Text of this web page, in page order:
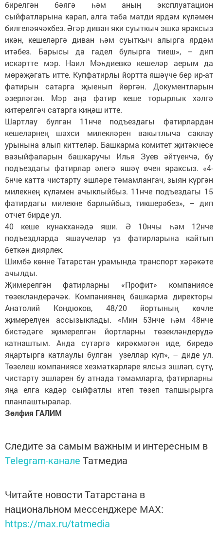
бирелгән бәягә һәм аның эксплуатацион
сыйфатларына карап, алга таба матди ярдәм күләмен
билгеләячәкбез. Әгәр диван яки суыткыч эшкә яраксыз
икән, кешеләргә диван һәм суыткыч алырга ярдәм
итәбез. Барысы да гадел булырга тиеш», – дип
искәртте мэр. Наил Мәһдиевкә кешеләр аерым да
мөрәҗәгать итте. Күпфатирлы йортта яшәүче бер ир-ат
фатирын сатарга җыенып йөргән. Документларын
әзерләгән. Мэр аңа фатир кеше торырлык хәлгә
китерелгәч сатарга киңәш итте.
Шартлау булган 11нче подъездагы фатирлардан
кешеләрнең шәхси милекләрен вакытлыча саклау
урынына алып киттеләр. Башкарма комитет җитәкчесе
вазыйфаларын башкаручы Илья Зуев әйтүенчә, бу
подъездагы фатирлар әлегә яшәү өчен яраксыз. «4-
5нче катта чистарту эшләре тәмамлангач, зыян күргән
милекнең күләмен ачыклыйбыз. 11нче подъездагы 15
фатирдагы милекне барлыйбыз, тикшерәбез», – дип
отчет бирде ул.
40 кеше кунакханәдә яши. Ә 10нчы һәм 12нче
подъездларда яшәүчеләр үз фатирларына кайтып
беткән диярлек.
Шимбә көнне Татарстан урамында транспорт хәрәкәте
ачылды.
Җимерелгән фатирларны «Профит» компаниясе
төзекләндерәчәк. Компаниянең башкарма директоры
Анатолий Кондюков, 48/20 йортының көчле
җимерелүен ассызыклады. «Мин 53нче һәм 48нче
бистәдәге җимерелгән йортларны төзекләндерүдә
катнаштым. Анда сүтәргә кирәкмәгән иде, биредә
яңартырга катлаулы булган узеллар күп», – диде ул.
Төзелеш компаниясе хезмәткәрләре ялсыз эшләп, сүтү,
чистарту эшләрен бу атнада тәмамларга, фатирларны
яңа елга кадәр сыйфатлы итеп төзеп тапшырырга
планлаштыралар.
Зөлфия ГАЛИМ
Следите за самым важным и интересным в
Telegram-канале Татмедиа
Читайте новости Татарстана в
национальном мессенджере MАХ:
https://max.ru/tatmedia